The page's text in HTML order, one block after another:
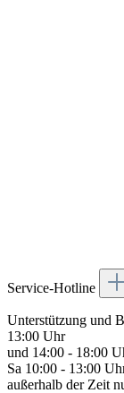
Service-Hotline
Unterstützung und
13:00 Uhr
und 14:00 - 18:00
Sa 10:00 - 13:00
außerhalb der Zeit